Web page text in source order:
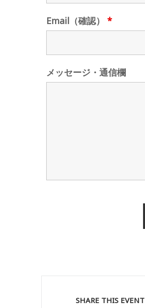
Email（確認） *
メッセージ・通信欄
SHARE THIS EVENT